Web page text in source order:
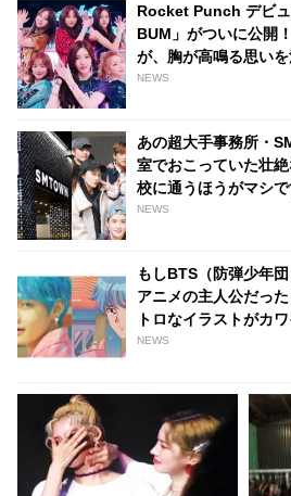
Rocket Punch デビ
BUM」がついに公開
が、胸が高鳴る思い
［動画］
NEWS
あの超大手事務所・
室でおこっていた壮
校に通うほうがマシで
NEWS
もしBTS（防弾少年
アニメの主人公だっ
トロなイラストがカ
NEWS